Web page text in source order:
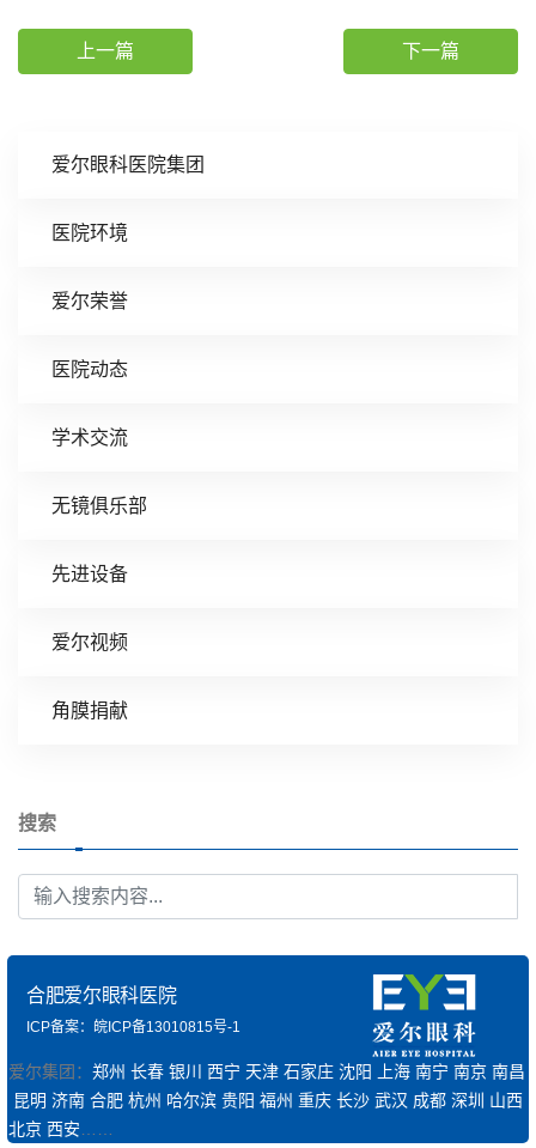
爱尔眼科医院集团
医院环境
爱尔荣誉
医院动态
学术交流
无镜俱乐部
先进设备
爱尔视频
角膜捐献
搜索
上一篇 下一篇
合肥爱尔眼科医院
ICP备案：皖ICP备13010815号-1
爱尔集团： 郑州 长春 银川 西宁 天津 石家庄 沈阳 上海 南宁 南京 南昌
昆明 济南 合肥 杭州 哈尔滨 贵阳 福州 重庆 长沙 武汉 成都 深圳 山西
北京 西安